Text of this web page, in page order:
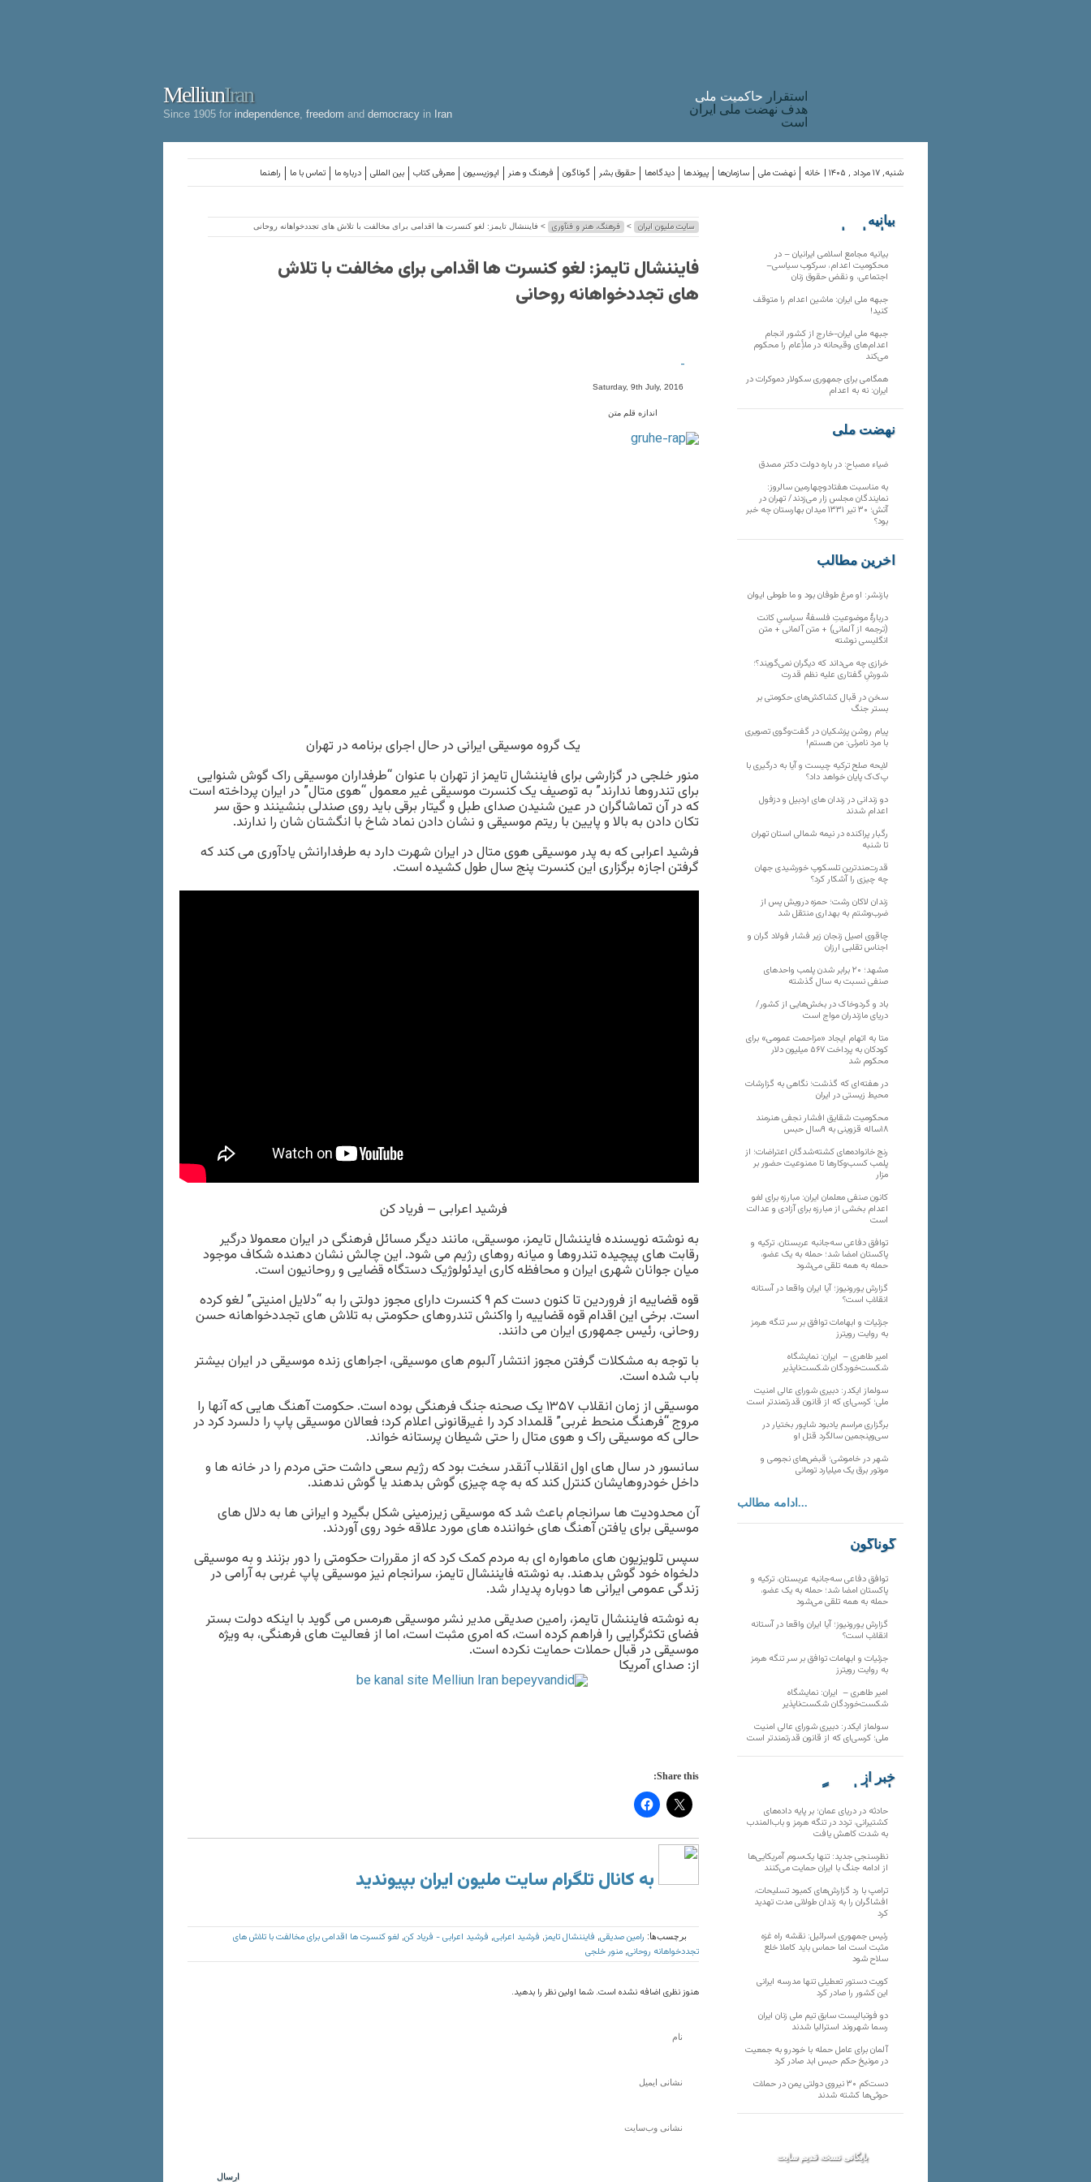
MelliunIran
Since 1905 for independence freedom and democracy in Iran
استقرار حاکميت ملی
هدف نهضت ملی ایران
است
راهنما تماس با ما درباره ما بین المللی معرفی کتاب اپوزیسیون فرهنگ و هنر گوناگون حقوق بشر دیدگاه‌ها پیوندها سازمان‌ها نهضت ملی خانه شنبه, ۱۷ مرداد , ۱۴۰۵ |
سایت ملیون ایران > فرهنگ، هنر و فنآوری > فایننشال تایمز: لغو کنسرت ها اقدامی برای مخالفت با تلاش های تجددخواهانه روحانی
فایننشال تایمز: لغو کنسرت ها اقدامی برای مخالفت با تلاش
های تجددخواهانه روحانی
-
Saturday, 9th July, 2016
اندازه قلم متن
یک گروه موسیقی ایرانی در حال اجرای برنامه در تهران
منور خلجی در گزارشی برای فایننشال تایمز از تهران با عنوان “طرفداران موسیقی راک گوش شنوایی
برای تندروها ندارند” به توصیف یک کنسرت موسیقی غیر معمول “هوی متال” در ایران پرداخته است
که در آن تماشاگران در عین شنیدن صدای طبل و گیتار برقی باید روی صندلی بنشینند و حق سر
تکان دادن به بالا و پایین با ریتم موسیقی و نشان دادن نماد شاخ با انگشتان شان را ندارند.
فرشید اعرابی که به پدر موسیقی هوی متال در ایران شهرت دارد به طرفدارانش یادآوری می کند که
گرفتن اجازه برگزاری این کنسرت پنج سال طول کشیده است.
فرشید اعرابی – فریاد کن
به نوشته نویسنده فایننشال تایمز، موسیقی، مانند دیگر مسائل فرهنگی در ایران معمولا درگیر
رقابت های پیچیده تندروها و میانه روهای رژیم می شود. این چالش نشان دهنده شکاف موجود
میان جوانان شهری ایران و محافظه کاری ایدئولوژیک دستگاه قضایی و روحانیون است.
قوه قضاییه از فروردین تا کنون دست کم ۹ کنسرت دارای مجوز دولتی را به “دلایل امنیتی” لغو کرده
است. برخی این اقدام قوه قضاییه را واکنش تندروهای حکومتی به تلاش های تجددخواهانه حسن
روحانی، رئیس جمهوری ایران می دانند.
با توجه به مشکلات گرفتن مجوز انتشار آلبوم های موسیقی، اجراهای زنده موسیقی در ایران بیشتر
باب شده است.
موسیقی از زمان انقلاب ۱۳۵۷ یک صحنه جنگ فرهنگی بوده است. حکومت آهنگ هایی که آنها را
مروج “فرهنگ منحط غربی” قلمداد کرد را غیرقانونی اعلام کرد؛ فعالان موسیقی پاپ را دلسرد کرد در
حالی که موسیقی راک و هوی متال را حتی شیطان پرستانه خواند.
سانسور در سال های اول انقلاب آنقدر سخت بود که رژیم سعی داشت حتی مردم را در خانه ها و
داخل خودروهایشان کنترل کند که به چه چیزی گوش بدهند یا گوش ندهند.
آن محدودیت ها سرانجام باعث شد که موسیقی زیرزمینی شکل بگیرد و ایرانی ها به دلال های
موسیقی برای یافتن آهنگ های خواننده های مورد علاقه خود روی آوردند.
سپس تلویزیون های ماهواره ای به مردم کمک کرد که از مقررات حکومتی را دور بزنند و به موسیقی
دلخواه خود گوش بدهند. به نوشته فایننشال تایمز، سرانجام نیز موسیقی پاپ غربی به آرامی در
زندگی عمومی ایرانی ها دوباره پدیدار شد.
به نوشته فایننشال تایمز، رامین صدیقی مدیر نشر موسیقی هرمس می گوید با اینکه دولت بستر
فضای تکثرگرایی را فراهم کرده است، که امری مثبت است، اما از فعالیت های فرهنگی، به ویژه
موسیقی در قبال حملات حمایت نکرده است.
از: صدای آمریکا
Share this:
به کانال تلگرام سایت ملیون ایران بپیوندید
برچسب‌ها: رامین صدیقی فایننشال تایمز فرشید اعرابی فرشید اعرابی - فریاد کن لغو کنسرت ها اقدامی برای مخالفت با تلاش های
تجددخواهانه روحانی منور خلجی
هنوز نظری اضافه نشده است. شما اولین نظر را بدهید.
بیانیه
سازمان‌های
بیانیه مجامع اسلامی ایرانیان – در
محکومیت اعدام، سرکوب سیاسی–
اجتماعی، و نقض حقوق زنان
جبهه ملی ایران: ماشین اعدام را متوقف
کنید!
جبهه ملی ایران-خارج از کشور انجام
اعدام‌های وقیحانه در ملأِعام را محکوم
می‌کند
همگامی برای جمهوری سکولار دموکرات در
ایران: نه به اعدام
نهضت ملی
ضیاء مصباح: در باره دولت دکتر مصدق
به مناسبت هفتادوچهارمین سالروز:
نمایندگان مجلس زار می‌زدند/ تهران در
آتش؛ ۳۰ تیر ۱۳۳۱ میدان بهارستان چه خبر
بود؟
آخرین مطالب
بازنشر: او مرغ طوفان بود و ما طوطی ایوان
دربارهٔ موضوعیتِ فلسفهٔ سیاسیِ کانت
(ترجمه از آلمانی) + متن آلمانی + متن
انگلیسی نوشته
خرازی چه می‌داند که دیگران نمی‌گویند؟؛
شورشِ گفتاری علیه نظم قدرت
سخن در قبال کشاکش‌های حکومتی بر
بستر جنگ
پیام روشن پزشکیان در گفت‌و‌گوی تصویری
با مرد نامرئی: من هستم!
لایحه صلح ترکیه چیست و آیا به درگیری با
پ‌ک‌ک پایان خواهد داد؟
دو زندانی در زندان های اردبیل و دزفول
اعدام شدند
رگبار پراکنده در نیمه شمالی استان تهران
تا شنبه
قدرت‌مندترین تلسکوپ خورشیدی جهان
چه چیزی را آشکار کرد؟
زندان لاکان رشت؛ حمزه درویش پس از
ضرب‌وشتم به بهداری منتقل شد
چاقوی اصیل زنجان زیر فشار فولاد گران و
اجناس تقلبی ارزان
مشهد؛ ۲۰ برابر شدن پلمب واحدهای
صنفی نسبت به سال گذشته
باد و گردوخاک در بخش‌هایی از کشور/
دریای مازندران مواج است
متا به اتهام ایجاد «مزاحمت عمومی» برای
کودکان به پرداخت ۵۶۷ میلیون دلار
محکوم شد
در هفته‌ای که گذشت؛ نگاهی به گزارشات
محیط زیستی در ایران
محکومیت شقایق افشار نجفی هنرمند
۱۸ساله قزوینی به ۹سال حبس
رنج خانواده‌های کشته‌شدگان اعتراضات؛ از
پلمب کسب‌وکارها تا ممنوعیت حضور بر
مزار
کانون صنفی معلمان ایران: مبارزه برای لغو
اعدام بخشی از مبارزه برای آزادی و عدالت
است
توافق دفاعی سه‌جانبه عربستان، ترکیه و
پاکستان امضا شد؛ حمله به یک عضو،
حمله به همه تلقی می‌شود
گزارش یورونیوز؛ آیا ایران واقعا در آستانه
انقلاب است؟
جزئیات و ابهامات توافق بر سر تنگه هرمز
به روایت رویترز
امیر طاهری – ایران: نمایشگاه
شکست‌خوردگان شکست‌ناپذیر
سولماز ایکدر: دبیری شورای عالی امنیت
ملی؛ کرسی‌ای که از قانون قدرتمندتر است
برگزاری مراسم یادبود شاپور بختیار در
سی‌وپنجمین سالگرد قتل او
شهر در خاموشی؛ قبض‌های نجومی و
موتور برق یک میلیارد تومانی
ادامه مطالب...
گوناگون
توافق دفاعی سه‌جانبه عربستان، ترکیه و
پاکستان امضا شد؛ حمله به یک عضو،
حمله به همه تلقی می‌شود
گزارش یورونیوز؛ آیا ایران واقعا در آستانه
انقلاب است؟
جزئیات و ابهامات توافق بر سر تنگه هرمز
به روایت رویترز
امیر طاهری – ایران: نمایشگاه
شکست‌خوردگان شکست‌ناپذیر
سولماز ایکدر: دبیری شورای عالی امنیت
ملی؛ کرسی‌ای که از قانون قدرتمندتر است
خبر از
تارنماهای دیگر
حادثه در دریای عمان؛ بر پایه داده‌های
کشتیرانی، تردد در تنگه هرمز و باب‌المندب
به شدت کاهش یافت
نظرسنجی جدید: تنها یک‌سوم آمریکایی‌ها
از ادامه جنگ با ایران حمایت می‌کنند
ترامپ با رد گزارش‌های کمبود تسلیحات،
افشاگران را به زندان طولانی مدت تهدید
کرد
رئیس‌ جمهوری اسرائیل: نقشه راه غزه
مثبت است اما حماس باید کاملا خلع
سلاح شود
کویت دستور تعطیلی تنها مدرسه ایرانی
این کشور را صادر کرد
دو فوتبالیست سابق تیم ملی زنان ایران
رسما شهروند استرالیا شدند
آلمان برای عامل حمله با خودرو به جمعیت
در مونیخ حکم حبس ابد صادر کرد
دست‌کم ۳۰ نیروی دولتی یمن در حملات
حوثی‌ها کشته شدند
بایگانی نسخه قدیم سایت